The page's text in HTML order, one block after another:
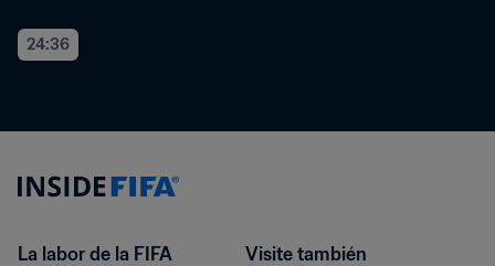
24:36
La labor de la FIFA
Visite también